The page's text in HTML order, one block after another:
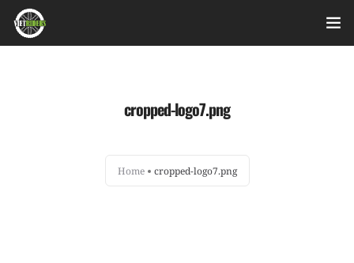
cropped-logo7.png
Home cropped-logo7.png